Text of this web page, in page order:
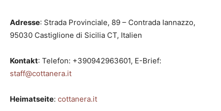
Adresse: Strada Provinciale, 89 – Contrada Iannazzo,
95030 Castiglione di Sicilia CT, Italien
Kontakt: Telefon: +390942963601, E-Brief:
staff@cottanera.it
Heimatseite: cottanera.it